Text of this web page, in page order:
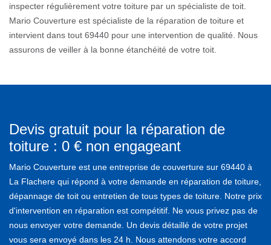
inspecter régulièrement votre toiture par un spécialiste de toit.
Mario Couverture est spécialiste de la réparation de toiture et
intervient dans tout 69440 pour une intervention de qualité. Nous
assurons de veiller à la bonne étanchéité de votre toit.
Devis gratuit pour la réparation de
toiture : 0 € non engageant
Mario Couverture est une entreprise de couverture sur 69440 à
La Flachere qui répond à votre demande en réparation de toiture,
dépannage de toit ou entretien de tous types de toiture. Notre prix
d'intervention en réparation est compétitif. Ne vous privez pas de
nous envoyer votre demande. Un devis détaillé de votre projet
vous sera envoyé dans les 24 h. Nous attendons votre accord